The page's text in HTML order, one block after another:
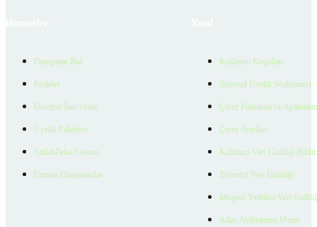
Danışman Bul
Projeler
Ücretsiz İlan Verin
Üyelik Paketleri
EmlakZeka Asistan
Uzman Danışmanlar
Kullanım Koşulları
Bireysel Üyelik Sözleşmesi
Çerez Politikası ve
Çerez Ayarları
Kullanıcı Veri Gizliliği
Ziyaretçi Veri Gizliliği
Müşteri Yetkilisi Veri
Aday Aydınlatma Metni